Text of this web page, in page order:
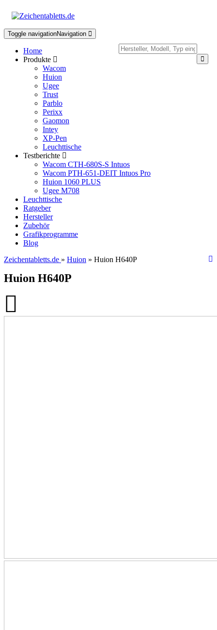
Toggle navigationNavigation
Home
Produkte
Wacom
Huion
Ugee
Trust
Parblo
Perixx
Gaomon
Intey
XP-Pen
Leuchttische
Testberichte
Wacom CTH-680S-S Intuos
Wacom PTH-651-DEIT Intuos Pro
Huion 1060 PLUS
Ugee M708
Leuchttische
Ratgeber
Hersteller
Zubehör
Grafikprogramme
Blog
Zeichentabletts.de » Huion » Huion H640P
Huion H640P